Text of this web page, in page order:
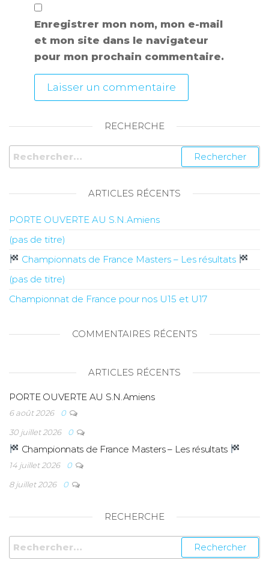
Enregistrer mon nom, mon e-mail
et mon site dans le navigateur
pour mon prochain commentaire.
RECHERCHE
ARTICLES RÉCENTS
PORTE OUVERTE AU S.N.Amiens
(pas de titre)
Championnats de France Masters – Les résultats
(pas de titre)
Championnat de France pour nos U15 et U17
COMMENTAIRES RÉCENTS
ARTICLES RÉCENTS
PORTE OUVERTE AU S.N.Amiens
6 août 2026
0
30 juillet 2026
0
Championnats de France Masters – Les résultats
14 juillet 2026
0
8 juillet 2026
0
RECHERCHE